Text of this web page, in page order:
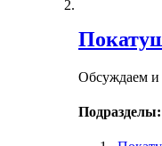
Обсуждаем и
Подразделы: